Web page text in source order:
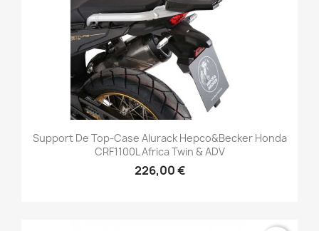
Support De Top-Case Alurack Hepco&Becker Honda
CRF1100L Africa Twin & ADV
226,00 €